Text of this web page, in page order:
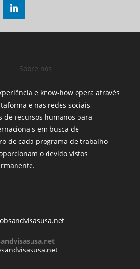
e know-how opera através
e nas redes sociais
de recursos humanos para
em busca de
de cada programa de trabalho
o devido vistos